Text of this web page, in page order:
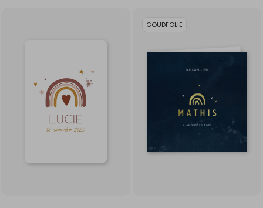
GOUDFOLIE